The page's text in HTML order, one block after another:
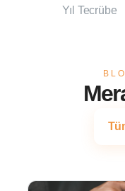
Yıl Tecrübe